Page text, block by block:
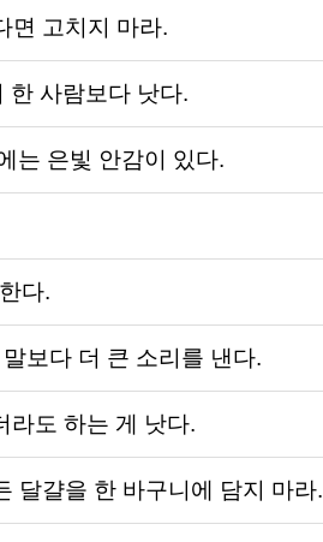
면 고치지 마라.
사람보다 낫다.
는 은빛 안감이 있다.
다.
보다 더 큰 소리를 낸다.
라도 하는 게 낫다.
달걀을 한 바구니에 담지 마라.